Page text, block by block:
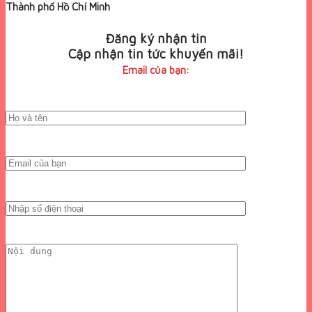
Thành phố Hồ Chí Minh
Đăng ký nhận tin
Cập nhận tin tức khuyến mãi!
Email của bạn: